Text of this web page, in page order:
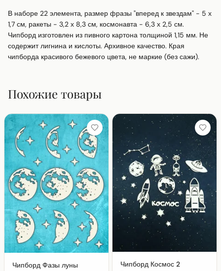
В наборе 22 элемента, размер фразы "вперед к звездам" - 5 х
1,7 см, ракеты - 3,2 х 8,3 см, космонавта - 6,3 х 2,5 см.
Чипборд изготовлен из пивного картона толщиной 1,15 мм. Не
содержит лигнина и кислоты. Архивное качество. Края
чипборда красивого бежевого цвета, не маркие (без сажи).
Похожие товары
Чипборд Фазы луны Чипборд Космос 2